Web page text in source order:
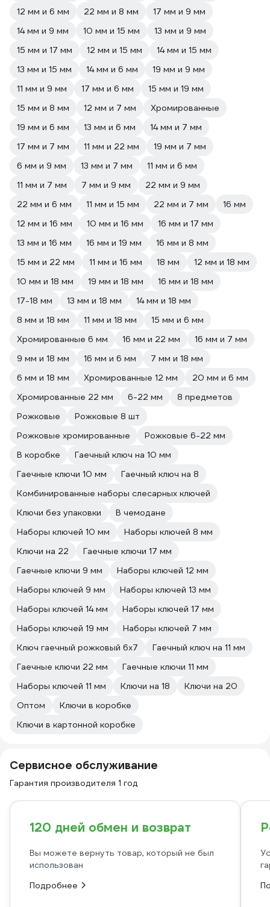
12 мм и 6 мм 22 мм и 8 мм
17 мм и 9 мм
14 мм и 9 мм
10 мм и 15 мм
13 мм и 9 мм
15 мм и 17 мм
12 мм и 15 мм
14 мм и 15 мм
13 мм и 15 мм
14 мм и 6 мм
19 мм и 9 мм
11 мм и 9 мм
17 мм и 6 мм
15 мм и 19 мм
15 мм и 8 мм
12 мм и 7 мм
Хромированные
19 мм и 6 мм
13 мм и 6 мм
14 мм и 7 мм
17 мм и 7 мм
11 мм и 22 мм
19 мм и 7 мм
6 мм и 9 мм
13 мм и 7 мм
11 мм и 6 мм
11 мм и 7 мм
7 мм и 9 мм
22 мм и 9 мм
22 мм и 6 мм
11 мм и 15 мм 22 мм и 7 мм
16 мм
12 мм и 16 мм
10 мм и 16 мм
16 мм и 17 мм
13 мм и 16 мм
16 мм и 19 мм
16 мм и 8 мм
15 мм и 22 мм
11 мм и 16 мм 18 мм
12 мм и 18 мм
10 мм и 18 мм
19 мм и 18 мм
16 мм и 18 мм
17-18 мм
13 мм и 18 мм
14 мм и 18 мм
8 мм и 18 мм
11 мм и 18 мм
15 мм и 6 мм
Хромированные 6 мм
16 мм и 22 мм
16 мм и 7 мм
9 мм и 18 мм
16 мм и 6 мм
7 мм и 18 мм
6 мм и 18 мм
Хромированные 12 мм
20 мм и 6 мм
Хромированные 22 мм
6-22 мм
8 предметов
Рожковые
Рожковые 8 шт
Рожковые хромированные
Рожковые 6-22 мм
В коробке
Гаечный ключ на 10 мм
Гаечные ключи 10 мм
Гаечный ключ на 8
Комбинированные наборы слесарных ключей
Ключи без упаковки
В чемодане
Наборы ключей 10 мм
Наборы ключей 8 мм
Ключи на 22
Гаечные ключи 17 мм
Гаечные ключи 9 мм
Наборы ключей 12 мм
Наборы ключей 9 мм
Наборы ключей 13 мм
Наборы ключей 14 мм
Наборы ключей 17 мм
Наборы ключей 19 мм
Наборы ключей 7 мм
Ключ гаечный рожковый 6х7
Гаечный ключ на 11 мм
Гаечные ключи 22 мм
Гаечные ключи 11 мм
Наборы ключей 11 мм
Ключи на 18
Ключи на 20
Оптом
Ключи в коробке
Ключи в картонной коробке
Сервисное обслуживание
Гарантия производителя 1 год
120 дней обмен и возврат
Вы можете вернуть товар, который не был
использован
Подробнее